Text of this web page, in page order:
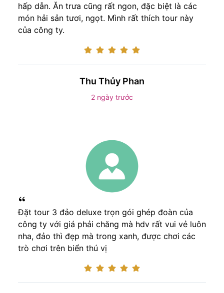
hấp dẫn. Ăn trưa cũng rất ngon, đặc biệt là các
món hải sản tươi, ngọt. Mình rất thích tour này
của công ty.
Thu Thủy Phan
2 ngày trước
Đặt tour 3 đảo deluxe trọn gói ghép đoàn của
công ty với giá phải chăng mà hdv rất vui vẻ luôn
nha, đảo thì đẹp mà trong xanh, được chơi các
trò chơi trên biển thú vị